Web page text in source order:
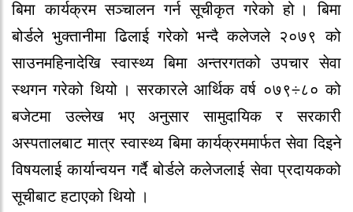
बिमा कार्यक्रम सञ्चालन गर्न सूचीकृत गरेको हो । बिमा
बोर्डले भुक्तानीमा ढिलाई गरेको भन्दै कलेजले २०७९ को
साउनमहिनादेखि स्वास्थ्य बिमा अन्तरगतको उपचार सेवा
स्थगन गरेको थियो । सरकारले आर्थिक वर्ष ०७९÷८० को
बजेटमा उल्लेख भए अनुसार सामुदायिक र सरकारी
अस्पतालबाट मात्र स्वास्थ्य बिमा कार्यक्रममार्फत सेवा दिइने
विषयलाई कार्यान्वयन गर्दै बोर्डले कलेजलाई सेवा प्रदायकको
सूचीबाट हटाएको थियो ।